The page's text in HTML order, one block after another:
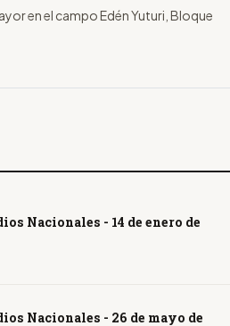
en el campo Edén Yuturi, Bloque
Nacionales - 14 de enero de
Nacionales - 26 de mayo de